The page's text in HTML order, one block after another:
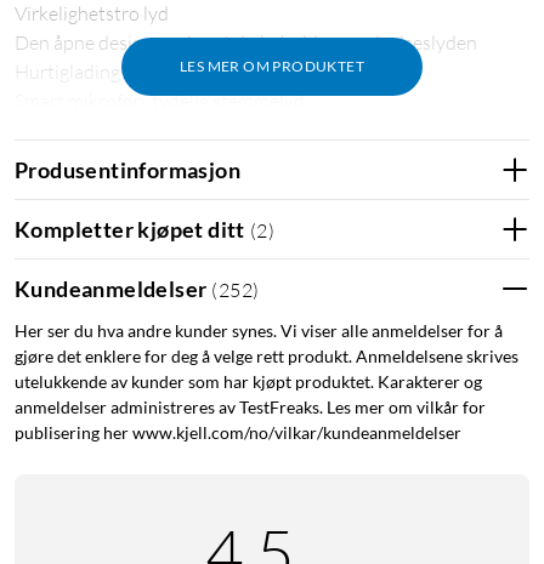
LES MER OM PRODUKTET
Virkelighetstro lyd
Den åpne designen gjør at du beholder omgivelseslyden
Hurtiglading og lengre batteritid, opptil 28 t
Smart mikrofon, tydelig stemmelyd
Shokz True Wireless-hodetelefoner med åpen
design
Hemmeligheten bak OpenFit Air-hodetelefonenes
komfortable og stabile passform er den forbedrede og
justerbare bøylen. Hodetelefonene sitter alltid komfortabelt
på plass takket være den større kontaktoverflaten. Og fordi
tyngdepunktet er flyttet nærmere øret, føles hodetelefonene
fjærlette uansett hvordan du beveger deg. Hvert ørestykke
veier bare 8,7 g.
Hodetelefonene har et dråpeformet design, der den større
Produsentinformasjon
Kompletter kjøpet ditt (2)
Kundeanmeldelser (252)
Her ser du hva andre kunder synes. Vi viser alle anmeldelser for å
gjøre det enklere for deg å velge rett produkt. Anmeldelsene skrives
utelukkende av kunder som har kjøpt produktet. Karakterer og
anmeldelser administreres av TestFreaks. Les mer om vilkår for
publisering her www.kjell.com/no/vilkar/kundeanmeldelser